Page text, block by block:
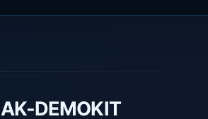
AK-DEMOKIT